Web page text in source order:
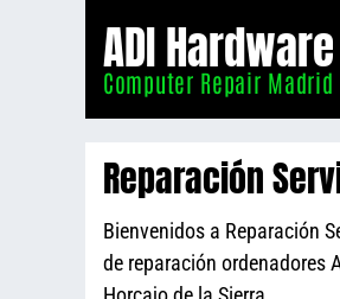
ADI Hardware
Computer Repair Madrid
Reparación
Bienvenidos a Reparación
de reparación ordenadores